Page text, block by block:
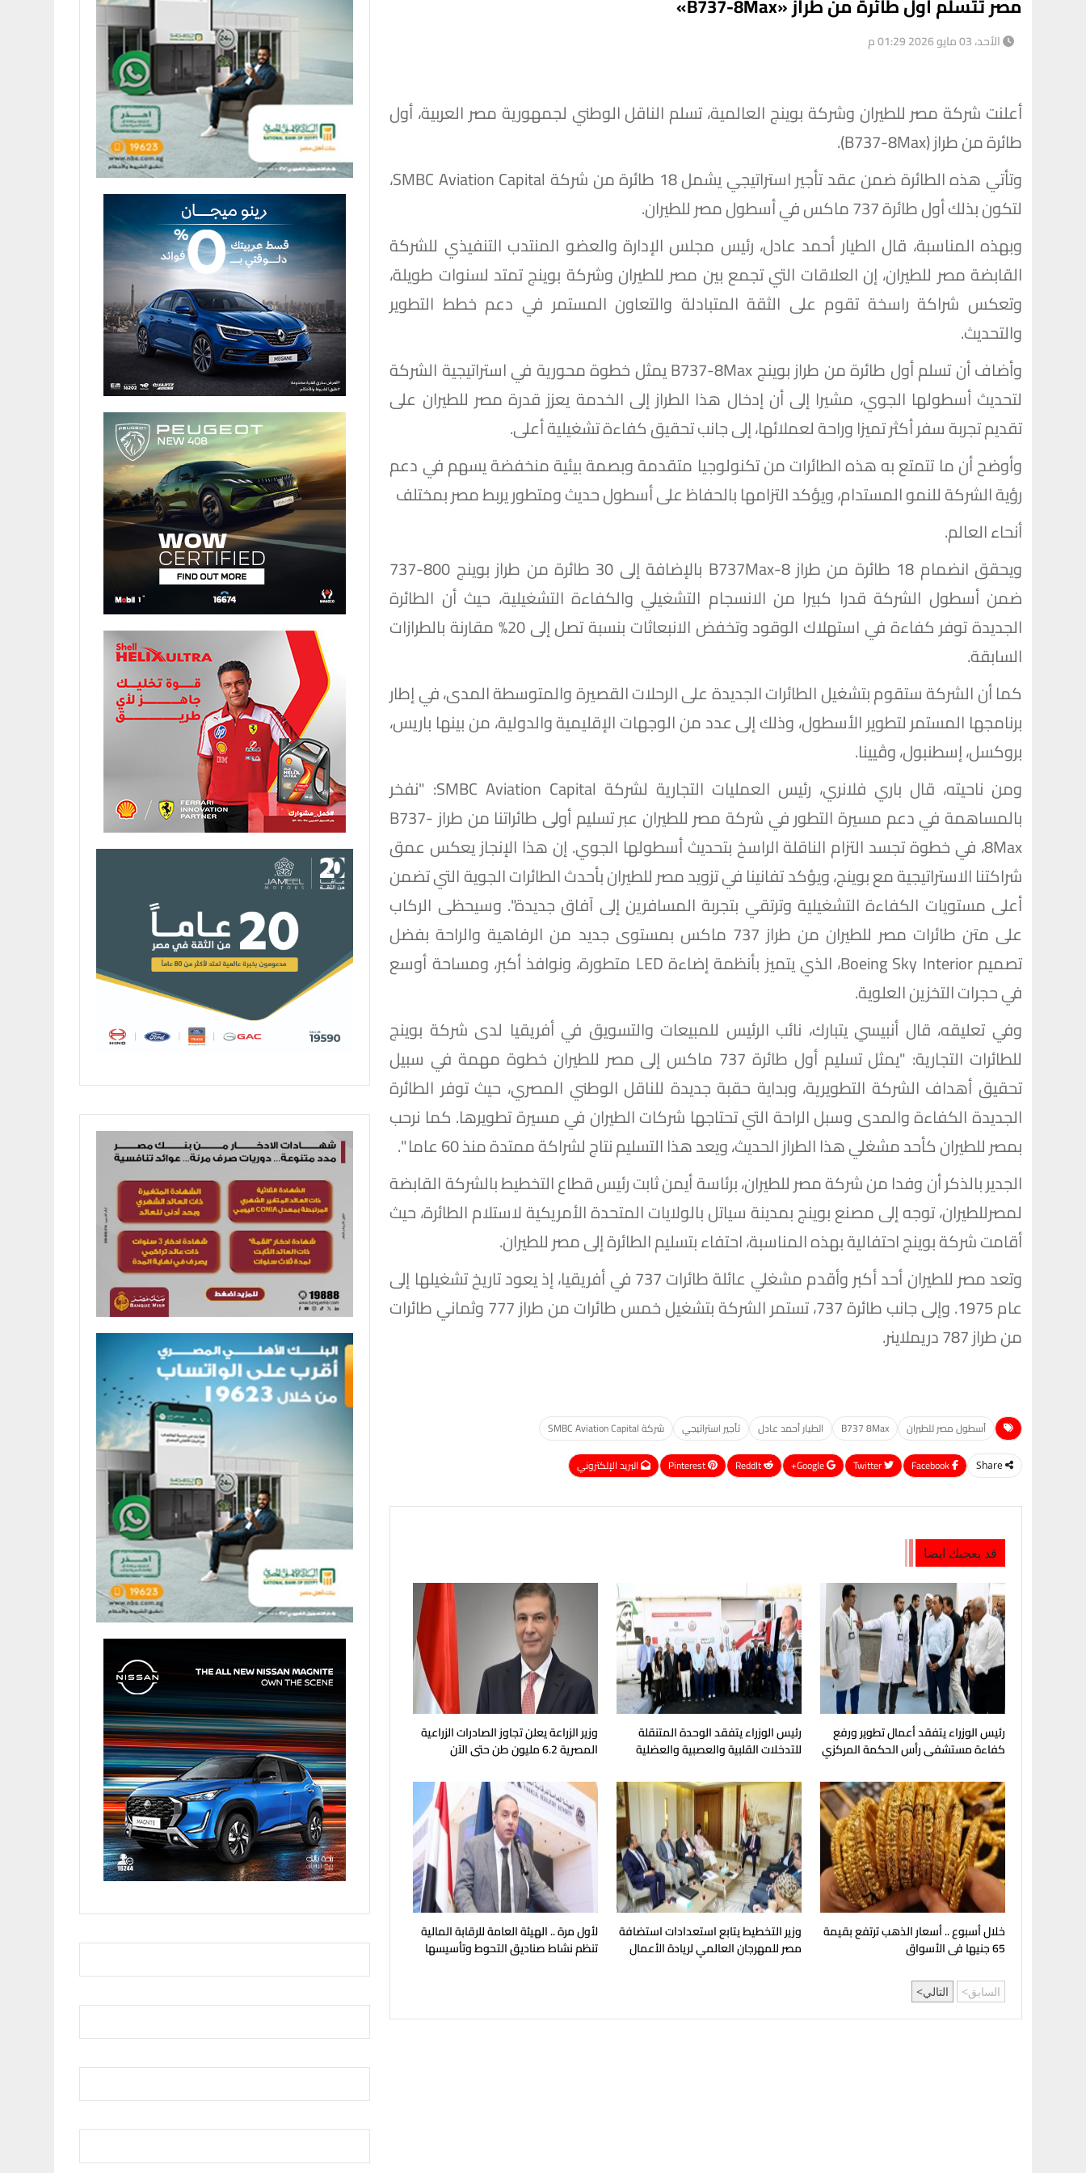
الأحد، 03 مايو 2026 01:29 م
أعلنت شركة مصر للطيران وشركة بوينج العالمية، تسلم الناقل الوطني لجمهورية مصر العربية، أول
طائرة من طراز (B737-8Max).
وتأتي هذه الطائرة ضمن عقد تأجير استراتيجي يشمل 18 طائرة من شركة SMBC Aviation Capital،
لتكون بذلك أول طائرة 737 ماكس في أسطول مصر للطيران.
وبهذه المناسبة، قال الطيار أحمد عادل، رئيس مجلس الإدارة والعضو المنتدب التنفيذي للشركة
القابضة مصر للطيران، إن العلاقات التي تجمع بين مصر للطيران وشركة بوينج تمتد لسنوات طويلة،
وتعكس شراكة راسخة تقوم على الثقة المتبادلة والتعاون المستمر في دعم خطط التطوير
والتحديث.
وأضاف أن تسلم أول طائرة من طراز بوينج B737-8Max يمثل خطوة محورية في استراتيجية الشركة
لتحديث أسطولها الجوي، مشيرا إلى أن إدخال هذا الطراز إلى الخدمة يعزز قدرة مصر للطيران على
تقديم تجربة سفر أكثر تميزا وراحة لعملائها، إلى جانب تحقيق كفاءة تشغيلية أعلى.
وأوضح أن ما تتمتع به هذه الطائرات من تكنولوجيا متقدمة وبصمة بيئية منخفضة يسهم في دعم
رؤية الشركة للنمو المستدام، ويؤكد التزامها بالحفاظ على أسطول حديث ومتطور يربط مصر بمختلف
أنحاء العالم.
ويحقق انضمام 18 طائرة من طراز B737Max-8 بالإضافة إلى 30 طائرة من طراز بوينج 800-737
ضمن أسطول الشركة قدرا كبيرا من الانسجام التشغيلي والكفاءة التشغيلية، حيث أن الطائرة
الجديدة توفر كفاءة في استهلاك الوقود وتخفض الانبعاثات بنسبة تصل إلى 20% مقارنة بالطرازات
السابقة.
كما أن الشركة ستقوم بتشغيل الطائرات الجديدة على الرحلات القصيرة والمتوسطة المدى، في إطار
برنامجها المستمر لتطوير الأسطول، وذلك إلى عدد من الوجهات الإقليمية والدولية، من بينها باريس،
بروكسل، إسطنبول، وڤيينا.
ومن ناحيته، قال باري فلانري، رئيس العمليات التجارية لشركة SMBC Aviation Capital: "نفخر
بالمساهمة في دعم مسيرة التطور في شركة مصر للطيران عبر تسليم أولى طائراتنا من طراز B737-
8Max، في خطوة تجسد التزام الناقلة الراسخ بتحديث أسطولها الجوي. إن هذا الإنجاز يعكس عمق
شراكتنا الاستراتيجية مع بوينج، ويؤكد تفانينا في تزويد مصر للطيران بأحدث الطائرات الجوية التي تضمن
أعلى مستويات الكفاءة التشغيلية وترتقي بتجربة المسافرين إلى آفاق جديدة". وسيحظى الركاب
على متن طائرات مصر للطيران من طراز 737 ماكس بمستوى جديد من الرفاهية والراحة بفضل
تصميم Boeing Sky Interior، الذي يتميز بأنظمة إضاءة LED متطورة، ونوافذ أكبر، ومساحة أوسع
في حجرات التخزين العلوية.
وفي تعليقه، قال أنبيسي يتبارك، نائب الرئيس للمبيعات والتسويق في أفريقيا لدى شركة بوينج
للطائرات التجارية: "يمثل تسليم أول طائرة 737 ماكس إلى مصر للطيران خطوة مهمة في سبيل
تحقيق أهداف الشركة التطويرية، وبداية حقبة جديدة للناقل الوطني المصري، حيث توفر الطائرة
الجديدة الكفاءة والمدى وسبل الراحة التي تحتاجها شركات الطيران في مسيرة تطويرها. كما نرحب
بمصر للطيران كأحد مشغلي هذا الطراز الحديث، ويعد هذا التسليم نتاج لشراكة ممتدة منذ 60 عاما ".
الجدير بالذكر أن وفدا من شركة مصر للطيران، برئاسة أيمن ثابت رئيس قطاع التخطيط بالشركة القابضة
لمصرللطيران، توجه إلى مصنع بوينج بمدينة سياتل بالولايات المتحدة الأمريكية لاستلام الطائرة، حيث
أقامت شركة بوينج احتفالية بهذه المناسبة، احتفاء بتسليم الطائرة إلى مصر للطيران.
وتعد مصر للطيران أحد أكبر وأقدم مشغلي عائلة طائرات 737 في أفريقيا، إذ يعود تاريخ تشغيلها إلى
عام 1975. وإلى جانب طائرة 737، تستمر الشركة بتشغيل خمس طائرات من طراز 777 وثماني طائرات
من طراز 787 دريملاينر.
أسطول مصر للطيران B737 8Max الطيار أحمد عادل تأجير استراتيجي شركة SMBC Aviation Capital
Share
Google+
ReddIt
Pinterest البريد الإلكتروني
قد يعجبك ايضا
رئيس الوزراء يتفقد أعمال تطوير ورفع
كفاءة مستشفى رأس الحكمة المركزي
رئيس الوزراء يتفقد الوحدة المتنقلة
للتدخلات القلبية والعصبية والعضلية
وزير الزراعة يعلن تجاوز الصادرات الزراعية
المصرية 6.2 مليون طن حتى الآن
خلال أسبوع .. أسعار الذهب ترتفع بقيمة
65 جنيها فى الأسواق
وزير التخطيط يتابع استعدادات استضافة
مصر للمهرجان العالمي لريادة الأعمال
لأول مرة .. الهيئة العامة للرقابة المالية
تنظم نشاط صناديق التحوط وتأسيسها
السابق التالي